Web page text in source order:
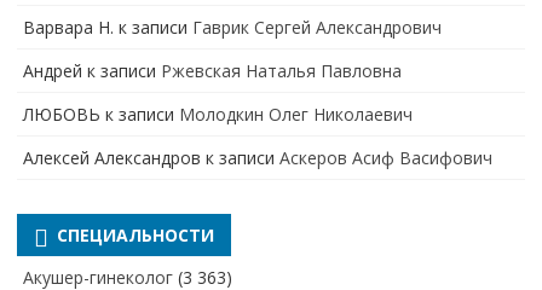
Варвара Н. к записи Гаврик Сергей Александрович
Андрей к записи Ржевская Наталья Павловна
ЛЮБОВЬ к записи Молодкин Олег Николаевич
Алексей Александров к записи Аскеров Асиф Васифович
СПЕЦИАЛЬНОСТИ
Акушер-гинеколог (3 363)